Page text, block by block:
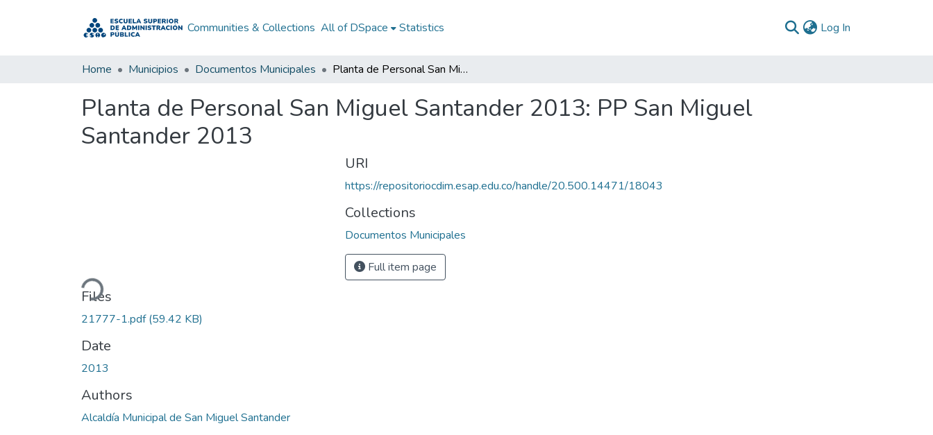
Communities & Collections All of DSpace Statistics Log In
Home Municipios Documentos Municipales Planta de Personal San Miguel Santander 2013: PP San Miguel Santander 2013
Planta de Personal San Miguel Santander 2013: PP San Miguel
Santander 2013
Loading...
Files
21777-1.pdf(59.42 KB)
Date
2013
Authors
Alcaldía Municipal de San Miguel Santander
URI
https://repositoriocdim.esap.edu.co/handle/20.500.14471/18043
Collections
Documentos Municipales
Full item page